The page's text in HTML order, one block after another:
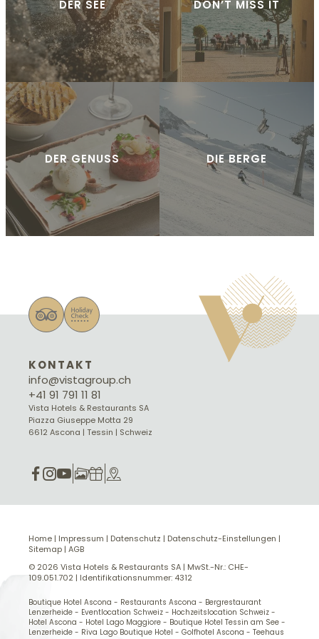
DER SEE DON’T MISS IT
DER GENUSS DIE BERGE
KONTAKT
info@vistagroup.ch
+41 91 791 11 81
Vista Hotels & Restaurants SA
Piazza Giuseppe Motta 29
6612 Ascona | Tessin | Schweiz
Home | Impressum | Datenschutz | Datenschutz-Einstellungen |
Sitemap | AGB
© 2026 Vista Hotels & Restaurants SA | MwSt.-Nr.: CHE-
109.051.702 | Identifikationsnummer: 4312
Boutique Hotel Ascona - Restaurants Ascona - Bergrestaurant
Lenzerheide - Eventlocation Schweiz - Hochzeitslocation Schweiz -
Hotel Ascona - Hotel Lago Maggiore - Boutique Hotel Tessin am See -
Lenzerheide - Riva Lago Boutique Hotel - Golfhotel Ascona - Teehaus